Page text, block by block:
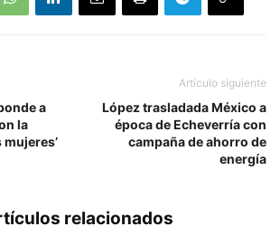
a
la
Artículo siguiente
López trasladada México a
época de Echeverría con
campaña de ahorro de
energía
relacionados